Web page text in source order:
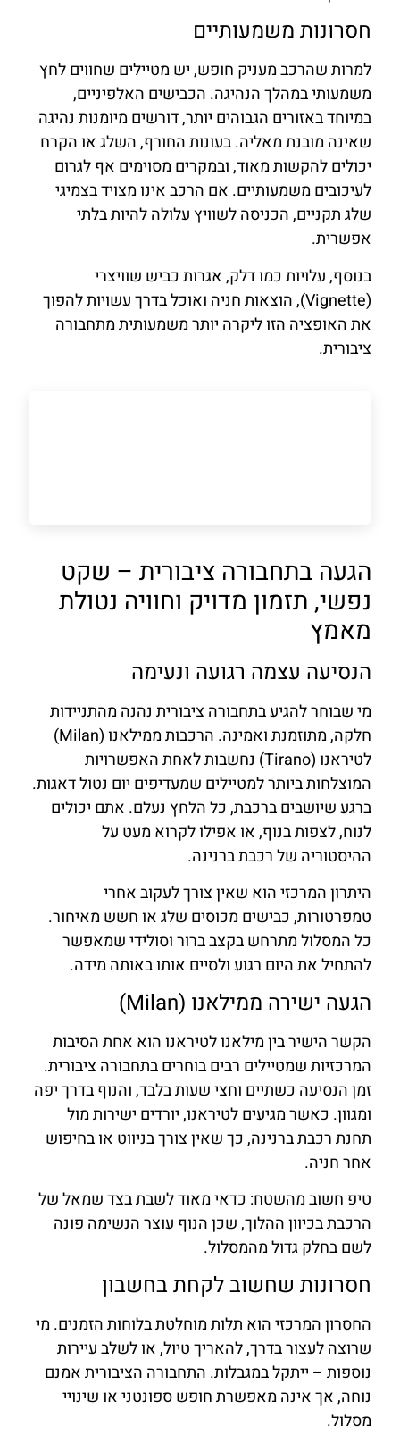
חסרונות משמעותיים
למרות שהרכב מעניק חופש, יש מטיילים שחווים לחץ
משמעותי במהלך הנהיגה. הכבישים האלפיניים,
במיוחד באזורים הגבוהים יותר, דורשים מיומנות נהיגה
שאינה מובנת מאליה. בעונות החורף, השלג או הקרח
יכולים להקשות מאוד, ובמקרים מסוימים אף לגרום
לעיכובים משמעותיים. אם הרכב אינו מצויד בצמיגי
שלג תקניים, הכניסה לשוויץ עלולה להיות בלתי
אפשרית.
בנוסף, עלויות כמו דלק, אגרות כביש שוויצרי
(Vignette), הוצאות חניה ואוכל בדרך עשויות להפוך
את האופציה הזו ליקרה יותר משמעותית מתחבורה
ציבורית.
הגעה בתחבורה ציבורית – שקט
נפשי, תזמון מדויק וחוויה נטולת
מאמץ
הנסיעה עצמה רגועה ונעימה
מי שבוחר להגיע בתחבורה ציבורית נהנה מהתניידות
חלקה, מתוזמנת ואמינה. הרכבות ממילאנו (Milan)
לטיראנו (Tirano) נחשבות לאחת האפשרויות
המוצלחות ביותר למטיילים שמעדיפים יום נטול דאגות.
ברגע שיושבים ברכבת, כל הלחץ נעלם. אתם יכולים
לנוח, לצפות בנוף, או אפילו לקרוא מעט על
ההיסטוריה של רכבת ברנינה.
היתרון המרכזי הוא שאין צורך לעקוב אחרי
טמפרטורות, כבישים מכוסים שלג או חשש מאיחור.
כל המסלול מתרחש בקצב ברור וסולידי שמאפשר
להתחיל את היום רגוע ולסיים אותו באותה מידה.
הגעה ישירה ממילאנו (Milan)
הקשר הישיר בין מילאנו לטיראנו הוא אחת הסיבות
המרכזיות שמטיילים רבים בוחרים בתחבורה ציבורית.
זמן הנסיעה כשתיים וחצי שעות בלבד, והנוף בדרך יפה
ומגוון. כאשר מגיעים לטיראנו, יורדים ישירות מול
תחנת רכבת ברנינה, כך שאין צורך בניווט או בחיפוש
אחר חניה.
טיפ חשוב מהשטח: כדאי מאוד לשבת בצד שמאל של
הרכבת בכיוון ההלוך, שכן הנוף עוצר הנשימה פונה
לשם בחלק גדול מהמסלול.
חסרונות שחשוב לקחת בחשבון
החסרון המרכזי הוא תלות מוחלטת בלוחות הזמנים. מי
שרוצה לעצור בדרך, להאריך טיול, או לשלב עיירות
נוספות – ייתקל במגבלות. התחבורה הציבורית אמנם
נוחה, אך אינה מאפשרת חופש ספונטני או שינויי
מסלול.